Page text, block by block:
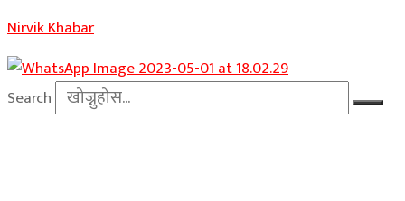
Nirvik Khabar
Search